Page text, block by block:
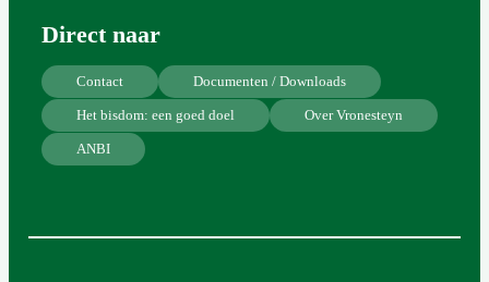
Direct naar
Contact Documenten / Downloads
Het bisdom: een goed doel Over Vronesteyn
ANBI